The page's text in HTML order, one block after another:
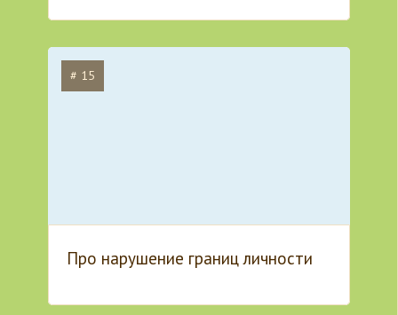
# 15
Про нарушение границ личности